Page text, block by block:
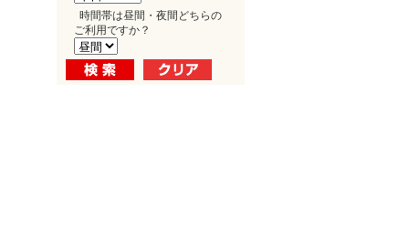
時間帯は昼間・夜間どちらの
ご利用ですか？